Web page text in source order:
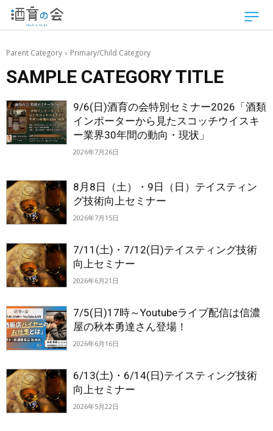
Parent Category Primary/Child Category
SAMPLE CATEGORY TITLE
9/6(日)酒育の会特別セミナー2026「酒類
インポーターから見たスコッチウイスキ
ー業界30年間の動向・現状」
2026年7月26日
8月8日（土）・9日（日）テイスティン
グ技術向上セミナー
2026年7月15日
7/11(土)・7/12(日)テイスティング技術
向上セミナー
2026年6月21日
7/5(日)17時～Youtubeライブ配信は信濃
屋の秋本勇達さん登場！
2026年6月16日
6/13(土)・6/14(日)テイスティング技術
向上セミナー
2026年5月22日